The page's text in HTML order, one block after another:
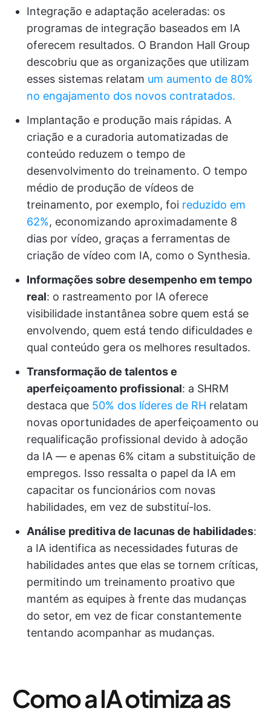
Integração e adaptação aceleradas: os
programas de integração baseados em IA
oferecem resultados. O Brandon Hall Group
descobriu que as organizações que utilizam
esses sistemas relatam um aumento de 80%
no engajamento dos novos contratados.
Implantação e produção mais rápidas. A
criação e a curadoria automatizadas de
conteúdo reduzem o tempo de
desenvolvimento do treinamento. O tempo
médio de produção de vídeos de
treinamento, por exemplo, foi reduzido em
62%, economizando aproximadamente 8
dias por vídeo, graças a ferramentas de
criação de vídeo com IA, como o Synthesia.
Informações sobre desempenho em tempo
real: o rastreamento por IA oferece
visibilidade instantânea sobre quem está se
envolvendo, quem está tendo dificuldades e
qual conteúdo gera os melhores resultados.
Transformação de talentos e
aperfeiçoamento profissional: a SHRM
destaca que 50% dos líderes de RH relatam
novas oportunidades de aperfeiçoamento ou
requalificação profissional devido à adoção
da IA — e apenas 6% citam a substituição de
empregos. Isso ressalta o papel da IA em
capacitar os funcionários com novas
habilidades, em vez de substituí-los.
Análise preditiva de lacunas de habilidades:
a IA identifica as necessidades futuras de
habilidades antes que elas se tornem críticas,
permitindo um treinamento proativo que
mantém as equipes à frente das mudanças
do setor, em vez de ficar constantemente
tentando acompanhar as mudanças.
Como a IA otimiza as